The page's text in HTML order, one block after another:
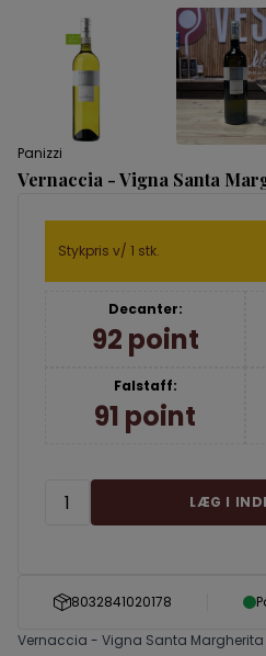
Panizzi
Vernaccia - Vigna Santa
8032841020178
Vernaccia - Vigna Santa Margherita
Stykpris v/ 1 stk.
Decanter:
92 point
Falstaff:
91 point
LÆG I